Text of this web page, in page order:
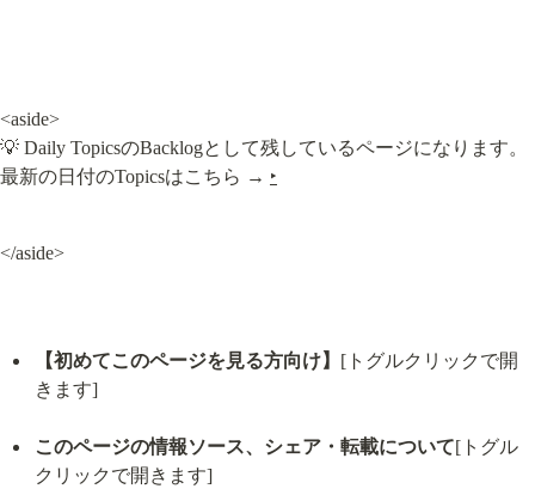
<aside>
💡 Daily TopicsのBacklogとして残しているページになります。
最新の日付のTopicsはこちら → ‣
</aside>
【初めてこのページを見る方向け】 [トグルクリックで開
きます]
このページの情報ソース、シェア・転載について[トグル
クリックで開きます]